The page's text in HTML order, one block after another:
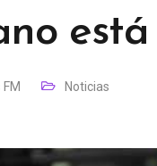
FM Noticias